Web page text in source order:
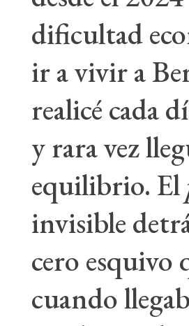
dificultad
ir a vivir a
realicé cada
y rara vez
equilibrio. El
invisible
cero esquivo
cuando